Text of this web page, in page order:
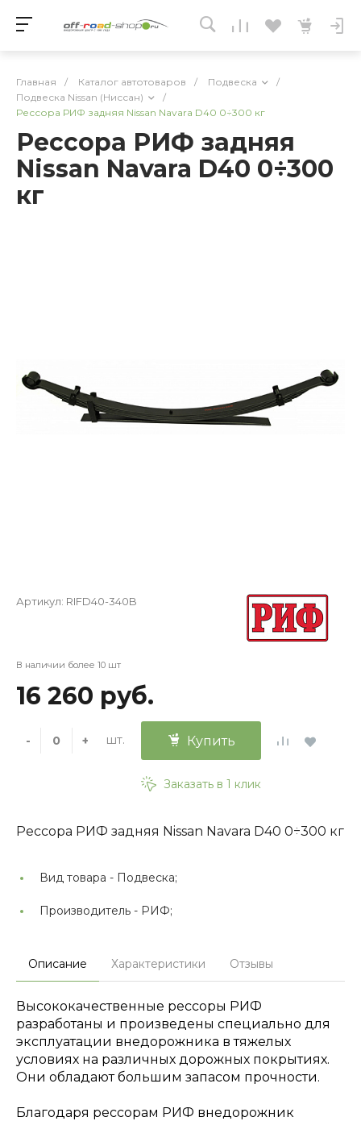
Главная / Каталог автотоваров / Подвеска
/
Подвеска Nissan (Ниссан)
/
Рессора РИФ задняя Nissan Navara D40 0÷300 кг
Рессора РИФ задняя
Nissan Navara D40 0÷300
кг
Артикул: RIFD40-340B
В наличии более 10 шт
16 260 руб.
- + шт. Купить
Заказать в 1 клик
Рессора РИФ задняя Nissan Navara D40 0÷300 кг
Вид товара - Подвеска;
Производитель - РИФ;
Описание Характеристики Отзывы
Высококачественные рессоры РИФ
разработаны и произведены специально для
эксплуатации внедорожника в тяжелых
условиях на различных дорожных покрытиях.
Они обладают большим запасом прочности.
Благодаря рессорам РИФ внедорожник